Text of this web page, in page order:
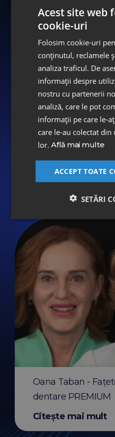
ASPEN Digital Smile
Fațete PREMIUM
ASPEN Digital Smile
Echipa
Dr. Iana Dilă
Medic Specialist -
dento-facială
Dr. Ștefan Zgîmbău
Alte
Oana Taban -
dentare PREMIUM
Citește mai mult
Acest site web
cookie-uri
Folosim cookie-uri
conținutul, reclamele
analiza traficul. De
informații despre
nostru cu partenerii
analiză, care le pot
informații pe care le-
care le-au colectat
lor.Află mai multe
ACCEPT TOATE
SETĂRI